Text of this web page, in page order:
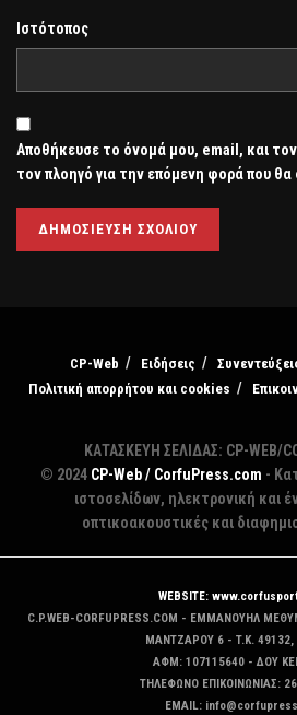
Ιστότοπος
Αποθήκευσε το όνομά μου, email, και
τον πλοηγό για την επόμενη φορά που θα
CP-Web Ειδήσεις
Πολιτική απορρήτου και cookies
ΚΑΤΑΣΚΕΥΗ ΣΕΛΙΔΑΣ: CP-WEB/
© 2024 CP-Web / CorfuPress.com -
ιστοσελίδων, ηλεκτρονική και
οπτικοακουστικές και
WEBSITE:
C.P.WEB-CORFUPRESS.COM - ΕΜΜΑΝΟΥΗΛ
MANTZAΡΟΥ 6 - T.K.
ΑΦΜ: 107115640 - ΔΟΥ
ΤΗΛΕΦΩΝΟ ΕΠΙΚΟΙΝΩΝΙΑΣ:
EMAIL: